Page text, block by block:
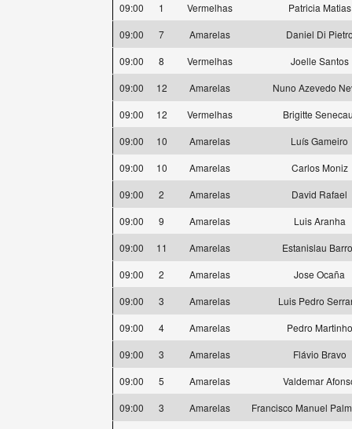
09:00
1 Vermelhas
Patricia Matias
09:00
7 Amarelas
Daniel Di
09:00
8 Vermelhas
Joelle Santos
09:00
12 Amarelas
Nuno Azevedo
09:00
12 Vermelhas
Brigitte
09:00
10 Amarelas
Luís Gameiro
09:00
10 Amarelas
Carlos Moniz
09:00
2 Amarelas
David Rafael
09:00
9 Amarelas
Luis Aranha
09:00
11 Amarelas
Estanislau
09:00
2 Amarelas
Jose Ocaña
09:00
3 Amarelas
Luis Pedro
09:00
4 Amarelas
Pedro Martinho
09:00
3 Amarelas
Flávio Bravo
09:00
5 Amarelas
Valdemar
09:00
3 Amarelas
Francisco Manuel